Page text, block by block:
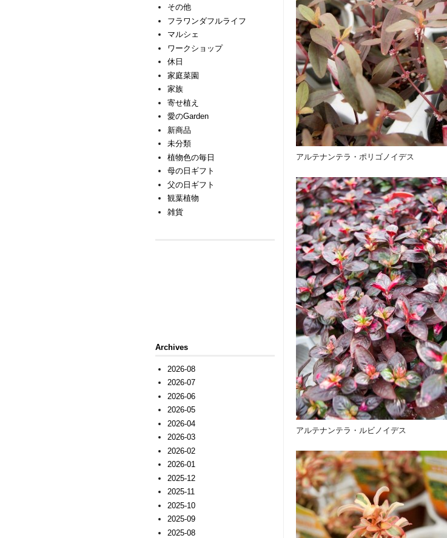
アルテナンテラ・ポリゴノイデス
アルテナンテラ・ルビノイデス
その他
フラワンダフルライフ
マルシェ
ワークショップ
休日
家庭菜園
家族
寄せ植え
愛のGarden
新商品
未分類
植物色の毎日
母の日ギフト
父の日ギフト
観葉植物
雑貨
Archives
2026-08
2026-07
2026-06
2026-05
2026-04
2026-03
2026-02
2026-01
2025-12
2025-11
2025-10
2025-09
2025-08